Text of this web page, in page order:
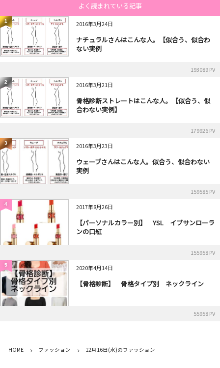
よく読まれている記事
1 2016年3月24日
ナチュラルさんはこんな人。【似合う、似合わ
ない実例
193089 PV
2 2016年3月21日
骨格診断ストレートはこんな人。【似合う、似
合わない実例】
179926 PV
3 2016年3月23日
ウェーブさんはこんな人。似合う、似合わない
実例
159585 PV
4 2017年8月26日
【パーソナルカラー別】 YSL イブサンローラ
ンの口紅
155958 PV
5 2020年4月14日
【骨格診断】 骨格タイプ別 ネックライン
55958 PV
HOME ファッション 12月16日(水)のファッション